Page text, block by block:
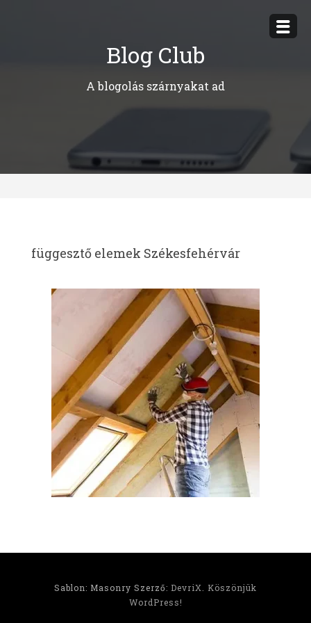
Blog Club
A blogolás szárnyakat ad
függesztő elemek Székesfehérvár
Sablon: Masonry Szerző: DevriX
Köszönjük
WordPress!